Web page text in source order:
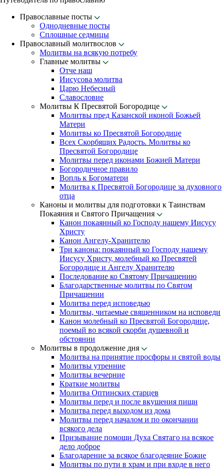
Православные посты
Однодневные посты
Сплошные седмицы
Православный молитвослов
Молитвы на всякую потребу
Главные молитвы
Отче наш
Иисусова молитва
Царю Небесный
Славословие
Молитвы К Пресвятой Богородице
Молитвы пред Казанской иконой Божьей
Матери
Молитвы ко Пресвятой Богородице
Всех Скорбящих Радость. Молитвы ко
Пресвятой Богородице
Молитвы перед иконами Божией Матери
Богородичное правило
Вопль к Богоматери
Молитва к Пресвятой Богородице за духовного
отца
Каноны и молитвы для подготовки к Таинствам
Покаяния и Святого Причащения
Канон покаянный ко Господу нашему Иисусу
Христу
Канон Ангелу-Хранителю
Три канона: покаянный ко Господу нашему
Иисусу Христу, молебный ко Пресвятей
Богородице и Ангелу Хранителю
Последование ко Святому Причащению
Благодарственные молитвы по Святом
Причащении
Молитва перед исповедью
Молитвы, читаемые священником на исповеди
Канон молебный ко Пресвятой Богородице,
поемый во всякой скорби душевной и
обстоянии
Молитвы в продолжение дня
Молитва на принятие просфоры и святой воды
Молитвы утренние
Молитвы вечерние
Краткие молитвы
Молитва Оптинских старцев
Молитвы перед и после вкушения пищи
Молитва перед выходом из дома
Молитвы перед началом и по окончании
всякого дела
Призывание помощи Духа Святаго на всякое
дело доброе
Благодарение за всякое благодеяние Божие
Молитвы по пути в храм и при входе в него